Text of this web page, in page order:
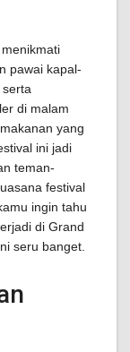
pawai kapal-
di malam
yang
ini jadi
teman-
festival
ingin tahu
di Grand
seru banget.